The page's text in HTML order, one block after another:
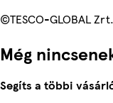
©TESCO-GLOBAL Zrt.
Még
Segíts a többi